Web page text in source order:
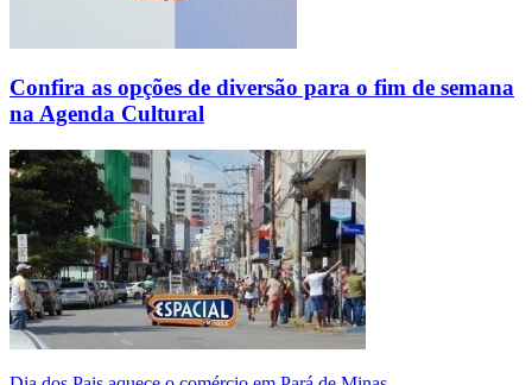
Confira as opções de diversão para o fim de semana
na Agenda Cultural